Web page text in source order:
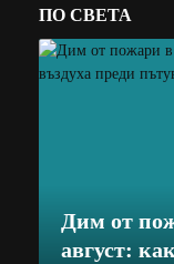
ПО СВЕТА
Дим от
август: